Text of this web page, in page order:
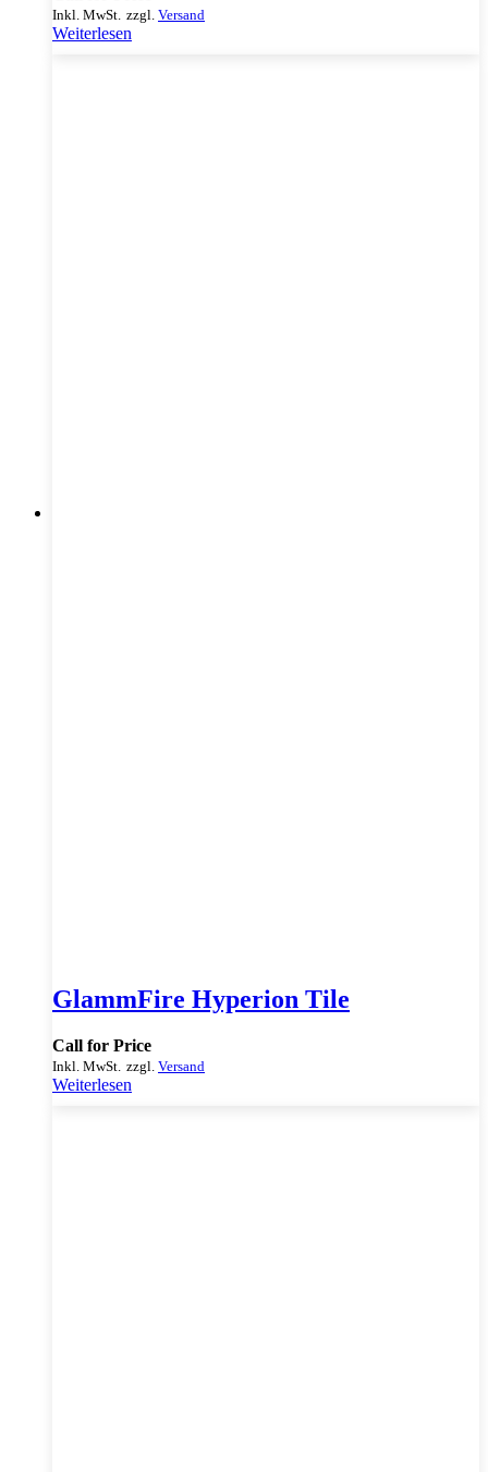
Inkl. MwSt. zzgl. Versand
Weiterlesen
GlammFire Hyperion Tile
Call for Price
Inkl. MwSt. zzgl. Versand
Weiterlesen